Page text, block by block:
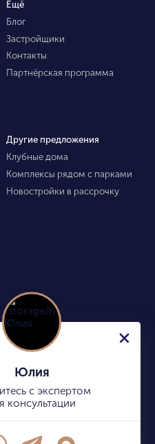
Ещё
Блог
Застройщики
Контакты
Партнёрская программа
Другие предложения
Клубные дома
Комплексы рядом с парками
Новостройки в рассрочку
info@kupitekvartiru.com
Юлия
с экспертом
консультации